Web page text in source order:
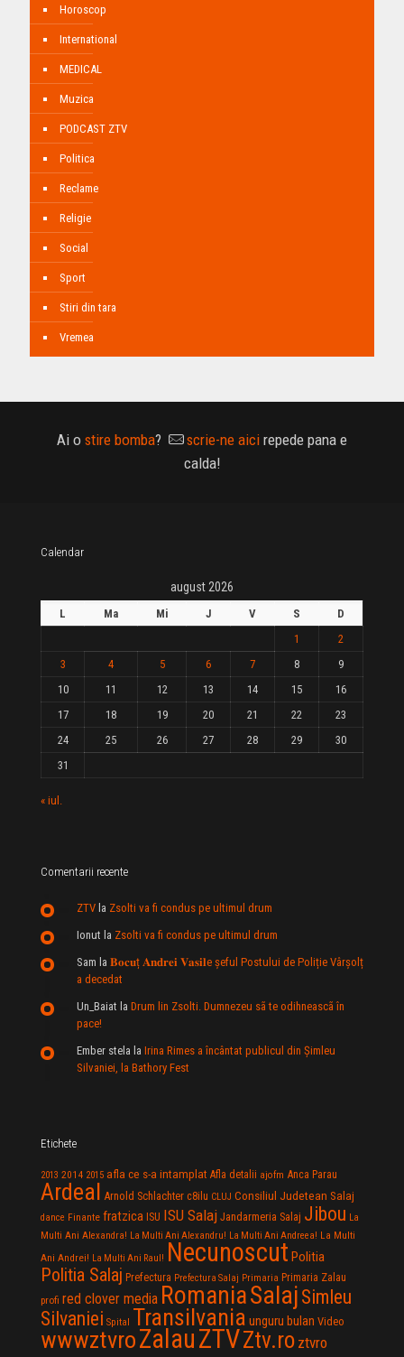
Horoscop
International
MEDICAL
Muzica
PODCAST ZTV
Politica
Reclame
Religie
Social
Sport
Stiri din tara
Vremea
Ai o stire bomba? scrie-ne aici repede pana e
calda!
Calendar
august 2026
L Ma Mi J V S
D
1
2
3
4 5 6 7 8
9
10
11 12 13 14 15
16
17
18 19 20 21 22
23
24
25 26 27 28 29
30
31
« iul.
Comentarii recente
ZTV la Zsolti va fi condus pe ultimul drum
Ionut la Zsolti va fi condus pe ultimul drum
Sam la 𝐁𝐨𝐜𝐮ț 𝐀𝐧𝐝𝐫𝐞𝐢 𝐕𝐚𝐬𝐢𝐥e şeful Postului de Poliție Vârșolț
a decedat
Un_Baiat la Drum lin Zsolti. Dumnezeu sã te odihneascã în
pace!
Ember stela la Irina Rimes a încântat publicul din Şimleu
Silvaniei, la Bathory Fest
Etichete
2013 2014 2015 afla ce s-a intamplat Afla detalii ajofm Anca Parau
Ardeal Arnold Schlachter c8ilu CLUJ Consiliul Judetean Salaj
dance Finante fratzica ISU ISU Salaj Jandarmeria Salaj Jibou La
Multi Ani Alexandra! La Multi Ani Alexandru! La Multi Ani Andreea! La Multi
Ani Andrei! La Multi Ani Raul! Necunoscut Politia
Politia Salaj Prefectura Prefectura Salaj Primaria Primaria Zalau
profi red clover media RomaniaSalaj Simleu
Silvaniei Spital Transilvania unguru bulan Video
wwwztvroZalauZTVZtv.ro ztvro